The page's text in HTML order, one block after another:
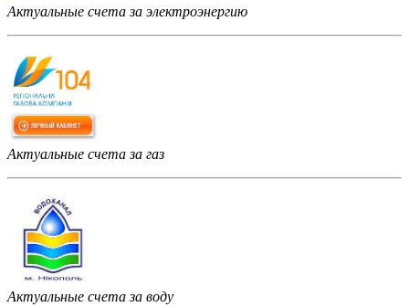
Актуальные счета за электроэнергию
Актуальные счета за газ
Актуальные счета за воду